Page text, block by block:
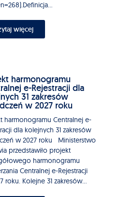
więcej
harmonogramu
e-Rejestracji dla
31 zakresów
w 2027 roku
harmonogramu Centralnej e-
dla kolejnych 31 zakresów
w 2027 roku Ministerstwo
przedstawiło projekt
harmonogramu
Centralnej e-Rejestracji
roku. Kolejne 31 zakresów...